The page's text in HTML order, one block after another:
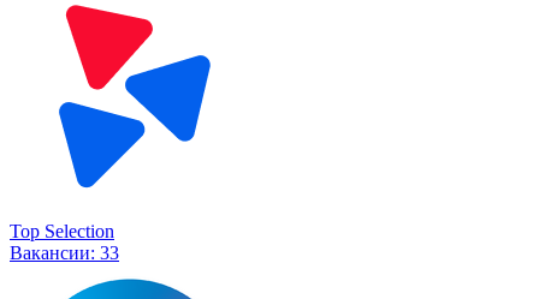
Top Selection
Вакансии: 33